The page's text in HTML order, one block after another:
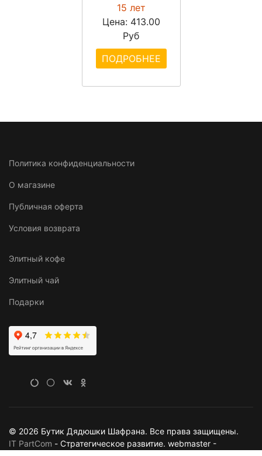
15 лет
Цена: 413.00
Руб
ПОДРОБНЕЕ
Политика конфиденциальности
О магазине
Публичная оферта
Условия возврата
Элитный кофе
Элитный чай
Подарки
© 2026 Бутик Дядюшки Шафрана. Все права защищены.
IT PartCom - Стратегическое развитие. webmaster -